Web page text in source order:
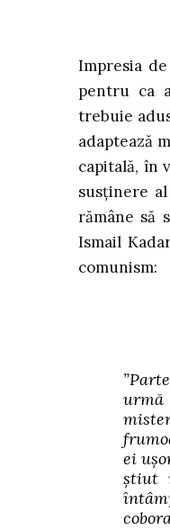
Impresia
pentru ca
trebuie
adaptează
capitală, în
susținere
rămâne să
Ismail
comunism:
urmă
ei
știut